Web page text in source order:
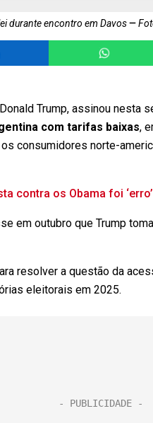
durante encontro em Davos
Trump, assinou nesta
com tarifas baixas,
consumidores norte-
contra os Obama foi ‘erro’
em outubro que Trump
resolver a questão da
eleitorais em 2025.